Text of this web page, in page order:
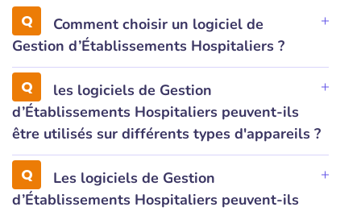
Comment choisir un logiciel de
Gestion d’Établissements Hospitaliers ?
les logiciels de Gestion
d’Établissements Hospitaliers peuvent-ils
être utilisés sur différents types d'appareils ?
Les logiciels de Gestion
d’Établissements Hospitaliers peuvent-ils